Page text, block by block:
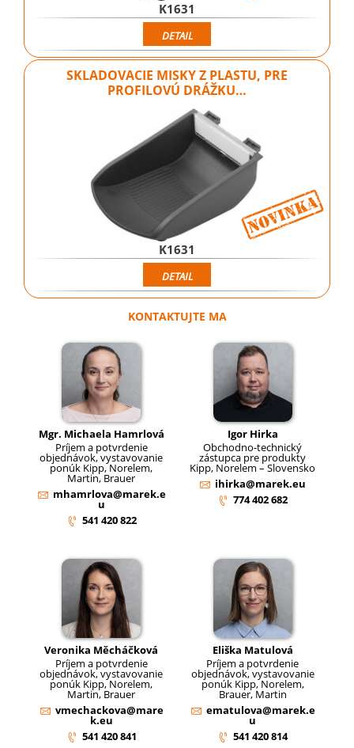
K1631
DETAIL
SKLADOVACIE MISKY Z PLASTU, PRE
PROFILOVÚ DRÁŽKU…
K1631
DETAIL
KONTAKTUJTE MA
Mgr. Michaela Hamrlová
Príjem a potvrdenie
objednávok, vystavovanie
ponúk Kipp, Norelem,
Martin, Brauer
mhamrlova@marek.e
u
541 420 822
Igor Hirka
Obchodno-technický
zástupca pre produkty
Kipp, Norelem – Slovensko
ihirka@marek.eu
774 402 682
Veronika Měcháčková
Príjem a potvrdenie
objednávok, vystavovanie
ponúk Kipp, Norelem,
Martin, Brauer
vmechackova@mare
k.eu
541 420 841
Eliška Matulová
Príjem a potvrdenie
objednávok, vystavovanie
ponúk Kipp, Norelem,
Brauer, Martin
ematulova@marek.e
u
541 420 814